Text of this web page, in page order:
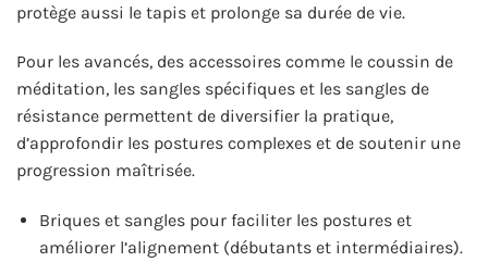
protège aussi le tapis et prolonge sa durée de vie.
Pour les avancés, des accessoires comme le coussin de
méditation, les sangles spécifiques et les sangles de
résistance permettent de diversifier la pratique,
d’approfondir les postures complexes et de soutenir une
progression maîtrisée.
Briques et sangles pour faciliter les postures et
améliorer l’alignement (débutants et intermédiaires).